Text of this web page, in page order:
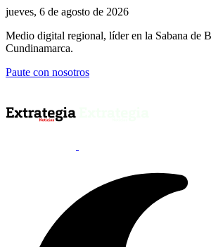
jueves, 6 de agosto de 2026
Medio digital regional, líder en la Sabana de
Cundinamarca.
Paute con nosotros